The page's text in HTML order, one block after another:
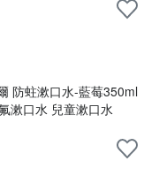
防蛀漱口水-藍莓350ml
漱口水 兒童漱口水